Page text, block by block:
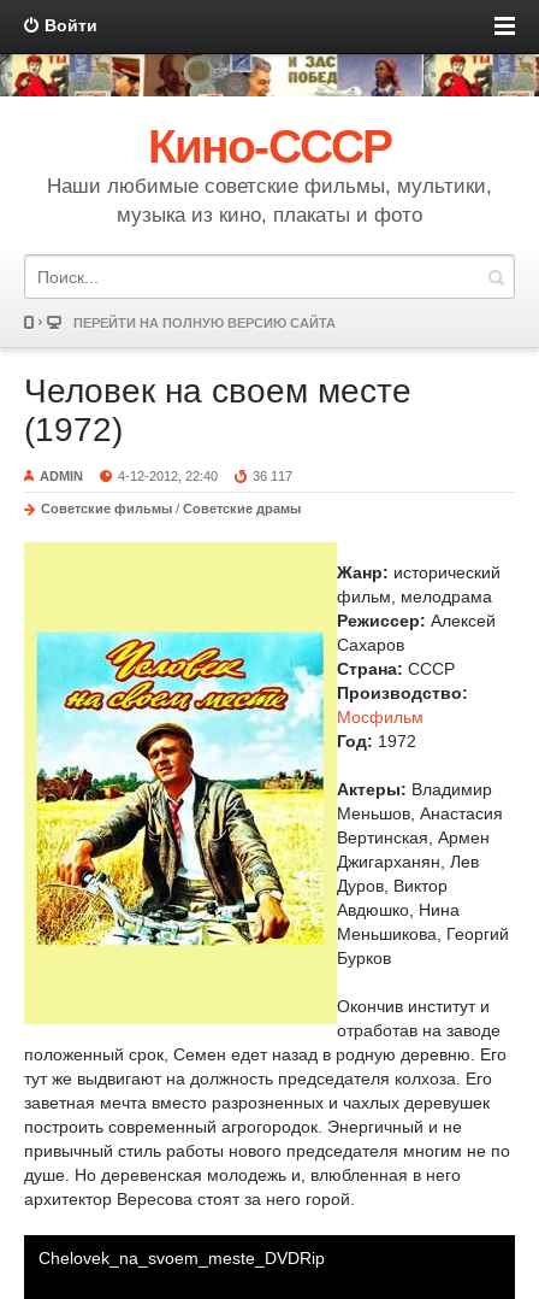
Войти
Кино-СССР
Наши любимые советские фильмы, мультики,
музыка из кино, плакаты и фото
ПЕРЕЙТИ НА ПОЛНУЮ ВЕРСИЮ САЙТА
Человек на своем месте
(1972)
ADMIN 4-12-2012, 22:40 36 117
Советские фильмы / Советские драмы
Жанр: исторический
фильм, мелодрама
Режиссер: Алексей
Сахаров
Страна: СССР
Производство:
Мосфильм
Год: 1972
Актеры: Владимир
Меньшов, Анастасия
Вертинская, Армен
Джигарханян, Лев
Дуров, Виктор
Авдюшко, Нина
Меньшикова, Георгий
Бурков
Окончив институт и
отработав на заводе
положенный срок, Семен едет назад в родную деревню. Его
тут же выдвигают на должность председателя колхоза. Его
заветная мечта вместо разрозненных и чахлых деревушек
построить современный агрогородок. Энергичный и не
привычный стиль работы нового председателя многим не по
душе. Но деревенская молодежь и, влюбленная в него
архитектор Вересова стоят за него горой.